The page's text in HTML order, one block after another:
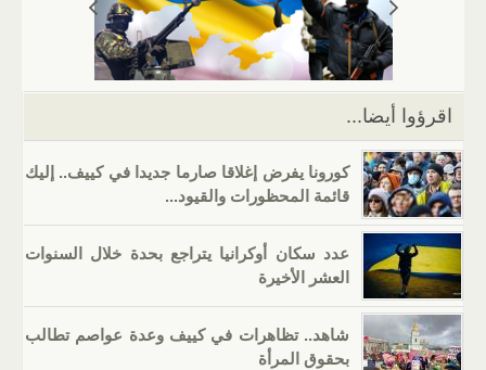
k
n
m
p
p
اقرؤوا أيضا...
كورونا يفرض إغلاقا صارما جديدا في كييف.. إليك
قائمة المحظورات والقيود...
عدد سكان أوكرانيا يتراجع بحدة خلال السنوات
العشر الأخيرة
شاهد.. تظاهرات في كييف وعدة عواصم تطالب
بحقوق المرأة